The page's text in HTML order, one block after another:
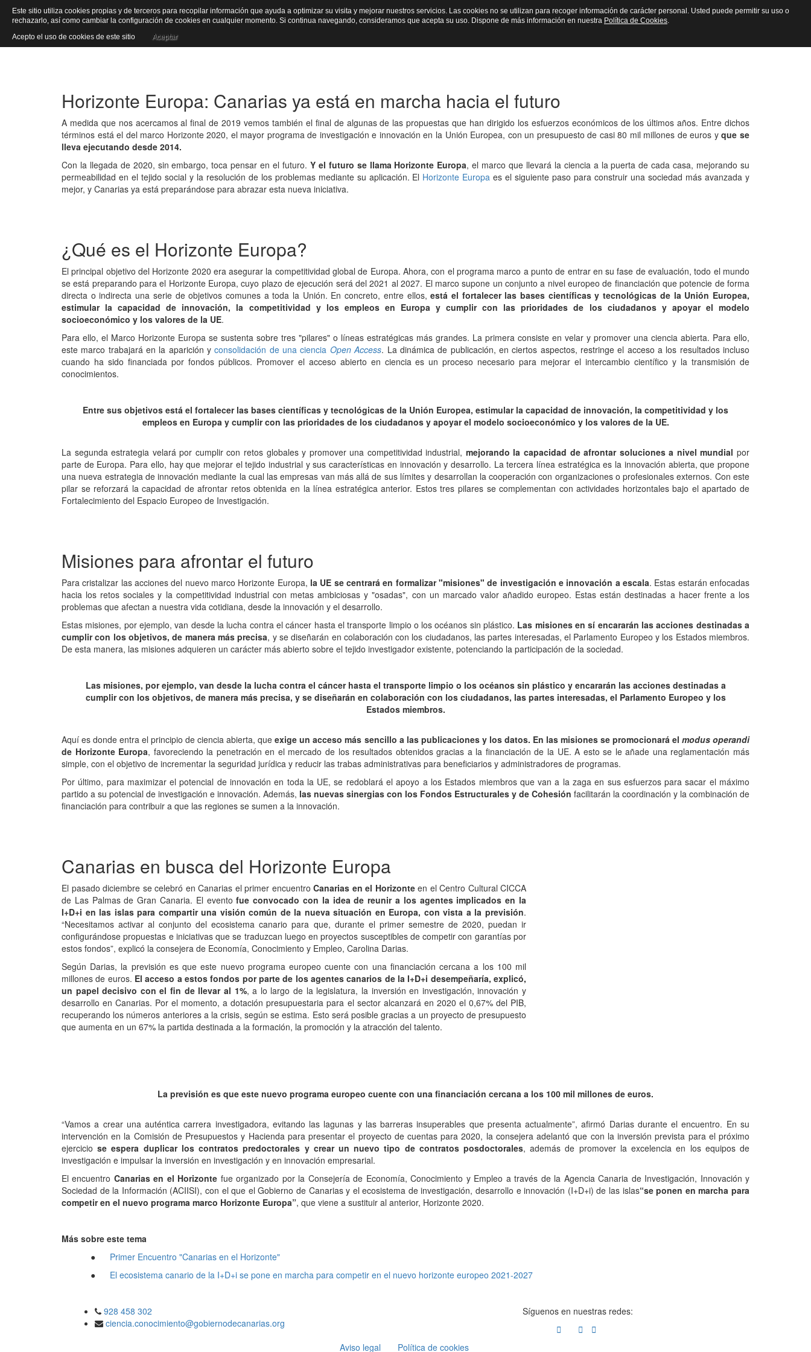
Inicio Sobre Nosotros Programas Secciones
Cultura científica
Publicado: Lunes, 30 de Diciembre de 2019
Horizonte Europa: Canarias ya está en marcha hacia el futuro
A medida que nos acercamos al final de 2019 vemos también el final de algunas de las propuestas que han dirigido los esfuerzos económicos de los últimos años. Entre dichos
términos está el del marco Horizonte 2020, el mayor programa de investigación e innovación en la Unión Europea, con un presupuesto de casi 80 mil millones de euros yque se
lleva ejecutando desde 2014.
Con la llegada de 2020, sin embargo, toca pensar en el futuro. Y el futuro se llama Horizonte Europa, el marco que llevará la ciencia a la puerta de cada casa, mejorando su
permeabilidad en el tejido social y la resolución de los problemas mediante su aplicación. El Horizonte Europa es el siguiente paso para construir una sociedad más avanzada y
mejor, y Canarias ya está preparándose para abrazar esta nueva iniciativa.
¿Qué es el Horizonte Europa?
El principal objetivo del Horizonte 2020 era asegurar la competitividad global de Europa. Ahora, con el programa marco a punto de entrar en su fase de evaluación, todo el mundo
se está preparando para el Horizonte Europa, cuyo plazo de ejecución será del 2021 al 2027. El marco supone un conjunto a nivel europeo de financiación que potencie de forma
directa o indirecta una serie de objetivos comunes a toda la Unión. En concreto, entre ellos,está el fortalecer las bases científicas y tecnológicas de la Unión Europea,
estimular la capacidad de innovación, la competitividad y los empleos en Europa y cumplir con las prioridades de los ciudadanos y apoyar el modelo
socioeconómico y los valores de la UE.
Para ello, el Marco Horizonte Europa se sustenta sobre tres "pilares" o líneas estratégicas más grandes. La primera consiste en velar y promover una ciencia abierta. Para ello,
este marco trabajará en la aparición yconsolidación de una ciencia Open Access. La dinámica de publicación, en ciertos aspectos, restringe el acceso a los resultados incluso
cuando ha sido financiada por fondos públicos. Promover el acceso abierto en ciencia es un proceso necesario para mejorar el intercambio científico y la transmisión de
conocimientos.
Entre sus objetivos está el fortalecer las bases científicas y tecnológicas de la Unión Europea, estimular la capacidad de innovación, la competitividad y los
empleos en Europa y cumplir con las prioridades de los ciudadanos y apoyar el modelo socioeconómico y los valores de la UE.
La segunda estrategia velará por cumplir con retos globales y promover una competitividad industrial, mejorando la capacidad de afrontar soluciones a nivel mundial por
parte de Europa. Para ello, hay que mejorar el tejido industrial y sus características en innovación y desarrollo. La tercera línea estratégica es la innovación abierta, que propone
una nueva estrategia de innovación mediante la cual las empresas van más allá de sus límites y desarrollan la cooperación con organizaciones o profesionales externos. Con este
pilar se reforzará la capacidad de afrontar retos obtenida en la línea estratégica anterior. Estos tres pilares se complementan con actividades horizontales bajo el apartado de
Fortalecimiento del Espacio Europeo de Investigación.
Misiones para afrontar el futuro
Para cristalizar las acciones del nuevo marco Horizonte Europa, la UE se centrará en formalizar "misiones" de investigación e innovación a escala. Estas estarán enfocadas
hacia los retos sociales y la competitividad industrial con metas ambiciosas y "osadas", con un marcado valor añadido europeo. Estas están destinadas a hacer frente a los
problemas que afectan a nuestra vida cotidiana, desde la innovación y el desarrollo.
Estas misiones, por ejemplo, van desde la lucha contra el cáncer hasta el transporte limpio o los océanos sin plástico. Las misiones en sí encararán las acciones destinadas a
cumplir con los objetivos, de manera más precisa, y se diseñarán en colaboración con los ciudadanos, las partes interesadas, el Parlamento Europeo y los Estados miembros.
De esta manera, las misiones adquieren un carácter más abierto sobre el tejido investigador existente, potenciando la participación de la sociedad.
Las misiones, por ejemplo, van desde la lucha contra el cáncer hasta el transporte limpio o los océanos sin plástico y encararán las acciones destinadas a
cumplir con los objetivos, de manera más precisa, y se diseñarán en colaboración con los ciudadanos, las partes interesadas, el Parlamento Europeo y los
Estados miembros.
Aquí es donde entra el principio de ciencia abierta, queexige un acceso más sencillo a las publicaciones y los datos. En las misiones se promocionará el modus operandi
de Horizonte Europa, favoreciendo la penetración en el mercado de los resultados obtenidos gracias a la financiación de la UE. A esto se le añade una reglamentación más
simple, con el objetivo de incrementar la seguridad jurídica y reducir las trabas administrativas para beneficiarios y administradores de programas.
Por último, para maximizar el potencial de innovación en toda la UE, se redoblará el apoyo a los Estados miembros que van a la zaga en sus esfuerzos para sacar el máximo
partido a su potencial de investigación e innovación. Además, las nuevas sinergias con los Fondos Estructurales y de Cohesión facilitarán la coordinación y la combinación de
financiación para contribuir a que las regiones se sumen a la innovación.
Canarias en busca del Horizonte Europa
El pasado diciembre se celebró en Canarias el primer encuentro Canarias en el Horizonteen el Centro Cultural CICCA
de Las Palmas de Gran Canaria. El eventofue convocado con la idea de reunir a los agentes implicados en la
I+D+i en las islas para compartir una visión común de la nueva situación en Europa, con vista a la previsión.
“Necesitamos activar al conjunto del ecosistema canario para que, durante el primer semestre de 2020, puedan ir
configurándose propuestas e iniciativas que se traduzcan luego en proyectos susceptibles de competir con garantías por
estos fondos”, explicó la consejera de Economía, Conocimiento y Empleo, Carolina Darias.
Según Darias, la previsión es que este nuevo programa europeo cuente con una financiación cercana a los 100 mil
millones de euros. El acceso a estos fondos por parte de los agentes canarios de la I+D+i desempeñaría, explicó,
un papel decisivo con el fin de llevar al 1%, a lo largo de la legislatura, la inversión en investigación, innovación y
desarrollo en Canarias. Por el momento, a dotación presupuestaria para el sector alcanzará en 2020 el 0,67% del PIB,
recuperando los números anteriores a la crisis, según se estima. Esto será posible gracias a un proyecto de presupuesto
que aumenta en un 67% la partida destinada a la formación, la promoción y la atracción del talento.
La previsión es que este nuevo programa europeo cuente con una financiación cercana a los 100 mil millones de euros.
“Vamos a crear una auténtica carrera investigadora, evitando las lagunas y las barreras insuperables que presenta actualmente”, afirmó Darias durante el encuentro. En su
intervención en la Comisión de Presupuestos y Hacienda para presentar el proyecto de cuentas para 2020, la consejera adelantó que con la inversión prevista para el próximo
ejerciciose espera duplicar los contratos predoctorales y crear un nuevo tipo de contratos posdoctorales, además de promover la excelencia en los equipos de
investigación e impulsar la inversión en investigación y en innovación empresarial.
El encuentro Canarias en el Horizonte fue organizado por la Consejería de Economía, Conocimiento y Empleo a través de la Agencia Canaria de Investigación, Innovación y
Sociedad de la Información (ACIISI), con el que el Gobierno de Canarias y el ecosistema de investigación, desarrollo e innovación (I+D+i) de las islas“se ponen en marcha para
competir en el nuevo programa marco Horizonte Europa”, que viene a sustituir al anterior, Horizonte 2020.
Más sobre este tema
● Primer Encuentro "Canarias en el Horizonte"
● El ecosistema canario de la I+D+i se pone en marcha para competir en el nuevo horizonte europeo 2021-2027
928 458 302
ciencia.conocimiento@gobiernodecanarias.org
Síguenos en nuestras redes:
Aviso legal Política de cookies
Este sitio utiliza cookies propias y de terceros para recopilar información que ayuda a optimizar su visita y mejorar nuestros servicios. Las cookies no se utilizan para recoger información de carácter personal. Usted puede permitir su uso o
rechazarlo, así como cambiar la configuración de cookies en cualquier momento. Si continua navegando, consideramos que acepta su uso. Dispone de más información en nuestra Política de Cookies.
Acepto el uso de cookies de este sitio
Aceptar